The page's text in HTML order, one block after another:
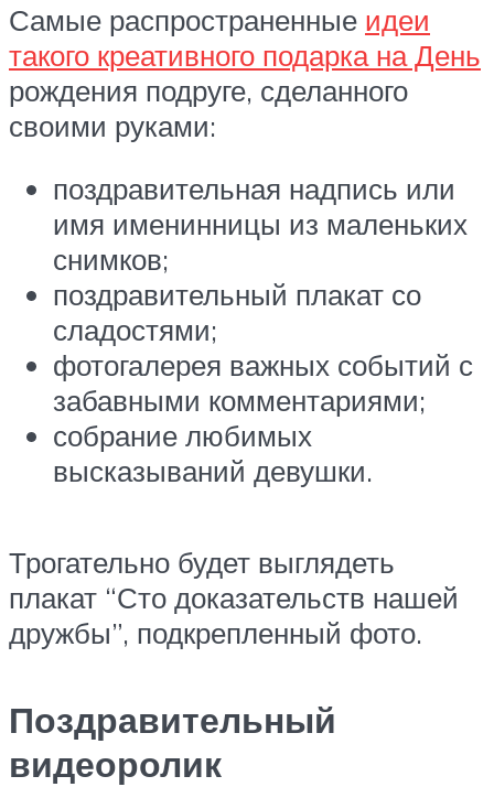
Самые распространенные идеи
такого креативного подарка на День
рождения подруге, сделанного
своими руками:
поздравительная надпись или
имя именинницы из маленьких
снимков;
поздравительный плакат со
сладостями;
фотогалерея важных событий с
забавными комментариями;
собрание любимых
высказываний девушки.
Трогательно будет выглядеть
плакат “Сто доказательств нашей
дружбы”, подкрепленный фото.
Поздравительный
видеоролик